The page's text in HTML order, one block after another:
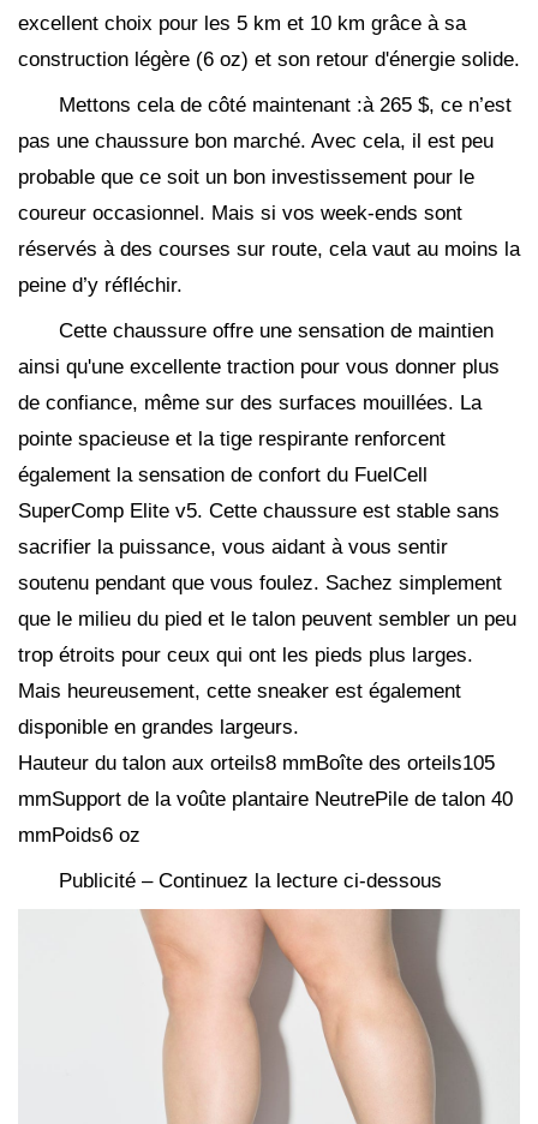
excellent choix pour les 5 km et 10 km grâce à sa
construction légère (6 oz) et son retour d'énergie solide.
Mettons cela de côté maintenant :à 265 $, ce n’est
pas une chaussure bon marché. Avec cela, il est peu
probable que ce soit un bon investissement pour le
coureur occasionnel. Mais si vos week-ends sont
réservés à des courses sur route, cela vaut au moins la
peine d’y réfléchir.
Cette chaussure offre une sensation de maintien
ainsi qu'une excellente traction pour vous donner plus
de confiance, même sur des surfaces mouillées. La
pointe spacieuse et la tige respirante renforcent
également la sensation de confort du FuelCell
SuperComp Elite v5. Cette chaussure est stable sans
sacrifier la puissance, vous aidant à vous sentir
soutenu pendant que vous foulez. Sachez simplement
que le milieu du pied et le talon peuvent sembler un peu
trop étroits pour ceux qui ont les pieds plus larges.
Mais heureusement, cette sneaker est également
disponible en grandes largeurs.
Hauteur du talon aux orteils8 mmBoîte des orteils105
mmSupport de la voûte plantaire NeutrePile de talon 40
mmPoids6 oz
Publicité – Continuez la lecture ci-dessous